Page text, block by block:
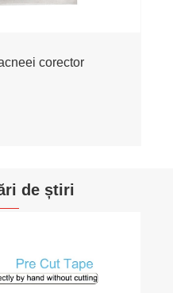
corector
de știri